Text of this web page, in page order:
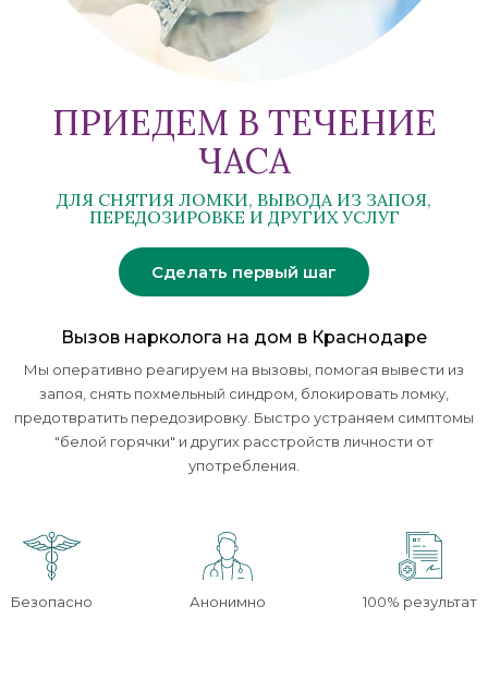
ПРИЕДЕМ В ТЕЧЕНИЕ
ЧАСА
ДЛЯ СНЯТИЯ ЛОМКИ, ВЫВОДА ИЗ ЗАПОЯ,
ПЕРЕДОЗИРОВКЕ И ДРУГИХ УСЛУГ
Вызов нарколога на дом в Краснодаре
Мы оперативно реагируем на вызовы, помогая вывести из
запоя, снять похмельный синдром, блокировать ломку,
предотвратить передозировку. Быстро устраняем симптомы
"белой горячки" и других расстройств личности от
употребления.
Сделать первый шаг
Безопасно Анонимно 100% результат